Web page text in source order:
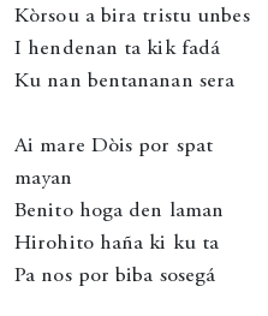
Kòrsou a bira tristu unbes
I hendenan ta kik fadá
Ku nan bentananan sera
Ai mare Dòis por spat
mayan
Benito hoga den laman
Hirohito haña ki ku ta
Pa nos por biba sosegá